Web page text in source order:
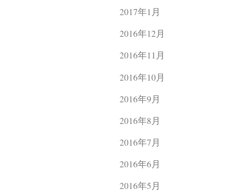
2017年1月
2016年12月
2016年11月
2016年10月
2016年9月
2016年8月
2016年7月
2016年6月
2016年5月